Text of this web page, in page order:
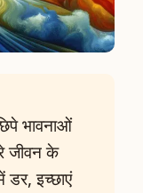
भावनाओं
जीवन के
डर, इच्छाएं